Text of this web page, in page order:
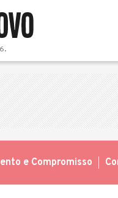
e Compromisso